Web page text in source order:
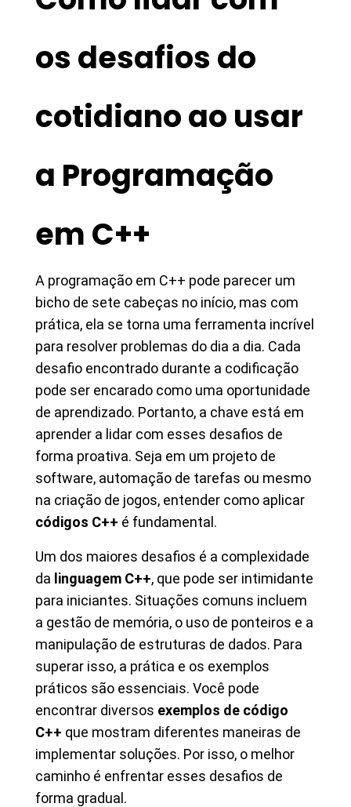
os desafios do
cotidiano ao usar
a Programação
em C++
A programação em C++ pode parecer um
bicho de sete cabeças no início, mas com
prática, ela se torna uma ferramenta incrível
para resolver problemas do dia a dia. Cada
desafio encontrado durante a codificação
pode ser encarado como uma oportunidade
de aprendizado. Portanto, a chave está em
aprender a lidar com esses desafios de
forma proativa. Seja em um projeto de
software, automação de tarefas ou mesmo
na criação de jogos, entender como aplicar
códigos C++ é fundamental.
Um dos maiores desafios é a complexidade
da linguagem C++, que pode ser intimidante
para iniciantes. Situações comuns incluem
a gestão de memória, o uso de ponteiros e a
manipulação de estruturas de dados. Para
superar isso, a prática e os exemplos
práticos são essenciais. Você pode
encontrar diversos exemplos de código
C++ que mostram diferentes maneiras de
implementar soluções. Por isso, o melhor
caminho é enfrentar esses desafios de
forma gradual.